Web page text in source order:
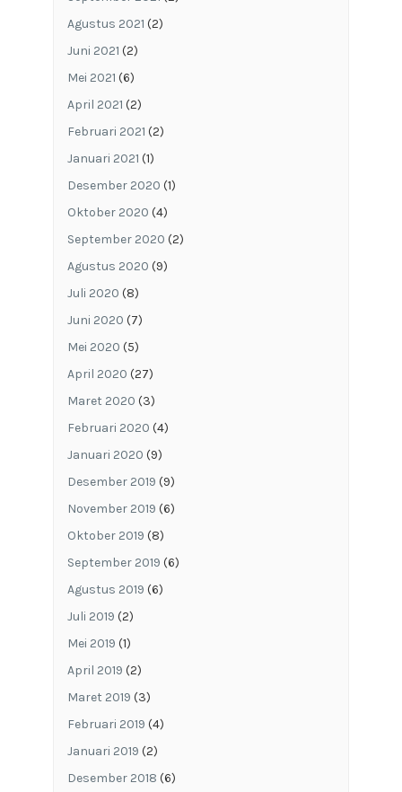
Agustus 2021 (2)
Juni 2021 (2)
Mei 2021 (6)
April 2021 (2)
Februari 2021 (2)
Januari 2021 (1)
Desember 2020 (1)
Oktober 2020 (4)
September 2020 (2)
Agustus 2020 (9)
Juli 2020 (8)
Juni 2020 (7)
Mei 2020 (5)
April 2020 (27)
Maret 2020 (3)
Februari 2020 (4)
Januari 2020 (9)
Desember 2019 (9)
November 2019 (6)
Oktober 2019 (8)
September 2019 (6)
Agustus 2019 (6)
Juli 2019 (2)
Mei 2019 (1)
April 2019 (2)
Maret 2019 (3)
Februari 2019 (4)
Januari 2019 (2)
Desember 2018 (6)